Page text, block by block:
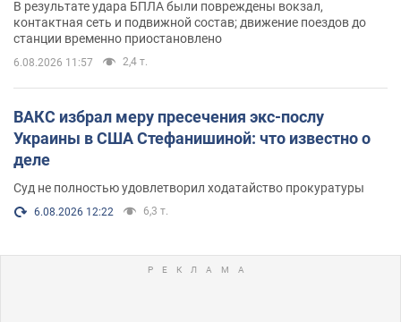
В результате удара БПЛА были повреждены вокзал,
контактная сеть и подвижной состав; движение поездов до
станции временно приостановлено
6.08.2026 11:57 2,4 т.
ВАКС избрал меру пресечения экс-послу
Украины в США Стефанишиной: что известно о
деле
Суд не полностью удовлетворил ходатайство прокуратуры
6.08.2026 12:22 6,3 т.